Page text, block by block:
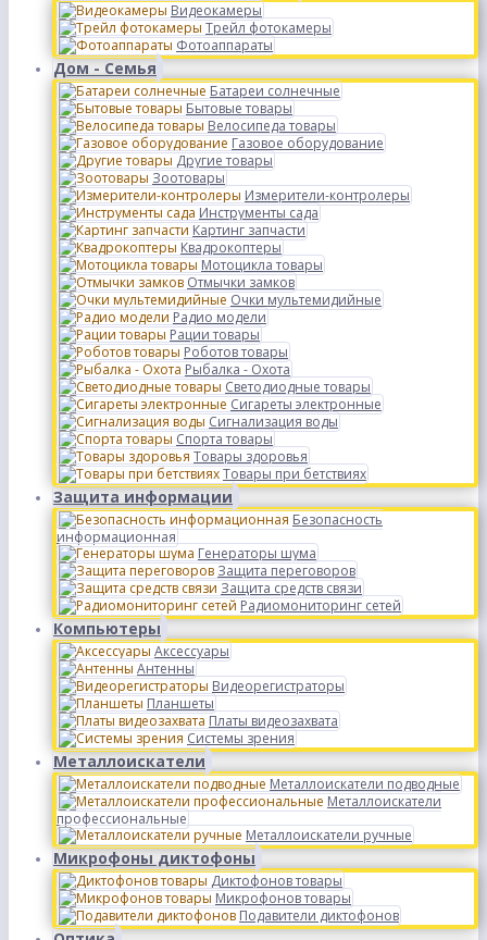
Видеокамеры
Трейл фотокамеры
Фотоаппараты
Дом - Семья
Батареи солнечные
Бытовые товары
Велосипеда товары
Газовое оборудование
Другие товары
Зоотовары
Измерители-контролеры
Инструменты сада
Картинг запчасти
Квадрокоптеры
Мотоцикла товары
Отмычки замков
Очки мультемидийные
Радио модели
Рации товары
Роботов товары
Рыбалка - Охота
Светодиодные товары
Сигареты электронные
Сигнализация воды
Спорта товары
Товары здоровья
Товары при бетствиях
Защита информации
Безопасность
информационная
Генераторы шума
Защита переговоров
Защита средств связи
Радиомониторинг сетей
Компьютеры
Аксессуары
Антенны
Видеорегистраторы
Планшеты
Платы видеозахвата
Системы зрения
Металлоискатели
Металлоискатели подводные
Металлоискатели
профессиональные
Металлоискатели ручные
Микрофоны диктофоны
Диктофонов товары
Микрофонов товары
Подавители диктофонов